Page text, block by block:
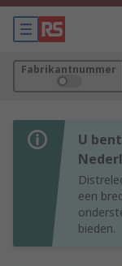
Fabrikantnummer
U
een
bieden.